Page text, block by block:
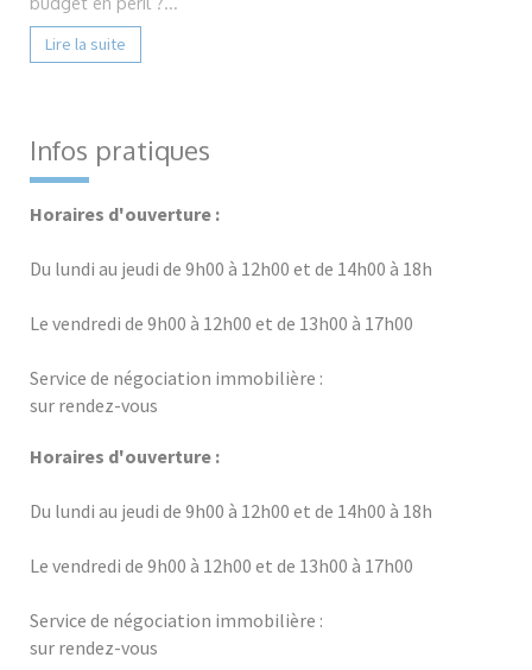
Lire la suite
Infos pratiques
Horaires d'ouverture :
Du lundi au jeudi de 9h00 à 12h00 et de 14h00 à 18h
Le vendredi de 9h00 à 12h00 et de 13h00 à 17h00
Service de négociation immobilière :
sur rendez-vous
Horaires d'ouverture :
Du lundi au jeudi de 9h00 à 12h00 et de 14h00 à 18h
Le vendredi de 9h00 à 12h00 et de 13h00 à 17h00
Service de négociation immobilière :
sur rendez-vous